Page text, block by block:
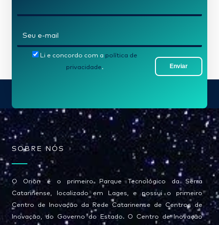
-
*
Enviar
Li e concordo com a política de
privacidade.
SOBRE NÓS
O Orion é o primeiro Parque Tecnológico da Serra
Catarinense, localizado em Lages, e possui o primeiro
Centro de Inovação da Rede Catarinense de Centros de
Inovação, do Governo do Estado. O Centro de Inovação